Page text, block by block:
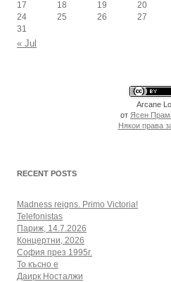
17
18 19 20
24
25 26 27
31
« Jul
Arcane
от Ясен
Някои права
RECENT POSTS
Madness reigns. Primo Victoria!
Telefonistas
Париж, 14.7.2026
Концертни, 2026
София през 1995г.
То късно е
Даирк Носталжи